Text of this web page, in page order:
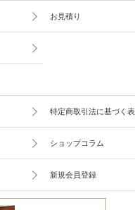
お見積り
特定商取引法に基づく
ショップコラム
新規会員登録